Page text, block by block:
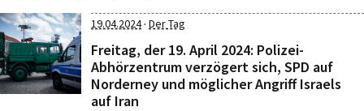
19.04.2024· Der Tag
Freitag, der 19. April 2024: Polizei-
Abhörzentrum verzögert sich, SPD auf
Norderney und möglicher Angriff Israels
auf Iran